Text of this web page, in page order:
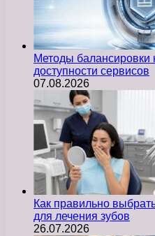
Методы балансировки
доступности сервисов
07.08.2026
Как правильно
для лечения зубов
26.07.2026